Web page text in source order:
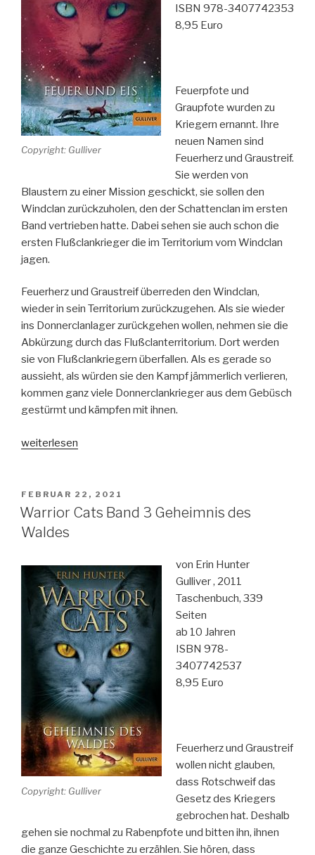
Copyright: Gulliver
ISBN 978-3407742353
8,95 Euro
Feuerpfote und
Graupfote wurden zu
Kriegern ernannt. Ihre
neuen Namen sind
Feuerherz und Graustreif.
Sie werden von
Blaustern zu einer Mission geschickt, sie sollen den
Windclan zurückzuholen, den der Schattenclan im ersten
Band vertrieben hatte. Dabei sehen sie auch schon die
ersten Flußclankrieger die im Territorium vom Windclan
jagen.
Feuerherz und Graustreif überreden den Windclan,
wieder in sein Territorium zurückzugehen. Als sie wieder
ins Donnerclanlager zurückgehen wollen, nehmen sie die
Abkürzung durch das Flußclanterritorium. Dort werden
sie von Flußclankriegern überfallen. Als es gerade so
aussieht, als würden sie den Kampf jämmerlich verlieren,
kommen ganz viele Donnerclankrieger aus dem Gebüsch
gestürmt und kämpfen mit ihnen.
„Warrior
Feuer
und
Eis“
weiterlesen
VERÖFFENTLICHT
AM
FEBRUAR 22, 2021
Warrior Cats Band 3 Geheimnis des
Waldes
Copyright: Gulliver
von Erin Hunter
Gulliver , 2011
Taschenbuch, 339
Seiten
ab 10 Jahren
ISBN 978-
3407742537
8,95 Euro
Feuerherz und Graustreif
wollen nicht glauben,
dass Rotschweif das
Gesetz des Kriegers
gebrochen hat. Deshalb
gehen sie nochmal zu Rabenpfote und bitten ihn, ihnen
die ganze Geschichte zu erzählen. Sie hören, dass